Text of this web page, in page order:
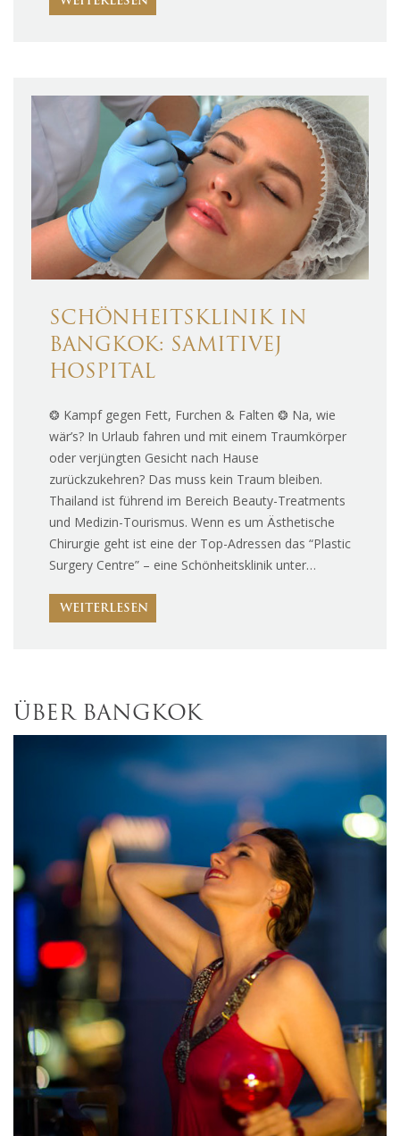
SCHÖNHEITSKLINIK IN
BANGKOK: SAMITIVEJ
HOSPITAL
❂ Kampf gegen Fett, Furchen & Falten ❂ Na, wie
wär’s? In Urlaub fahren und mit einem Traumkörper
oder verjüngten Gesicht nach Hause
zurückzukehren? Das muss kein Traum bleiben.
Thailand ist führend im Bereich Beauty-Treatments
und Medizin-Tourismus. Wenn es um Ästhetische
Chirurgie geht ist eine der Top-Adressen das “Plastic
Surgery Centre” – eine Schönheitsklinik unter…
WEITERLESEN
ÜBER BANGKOK